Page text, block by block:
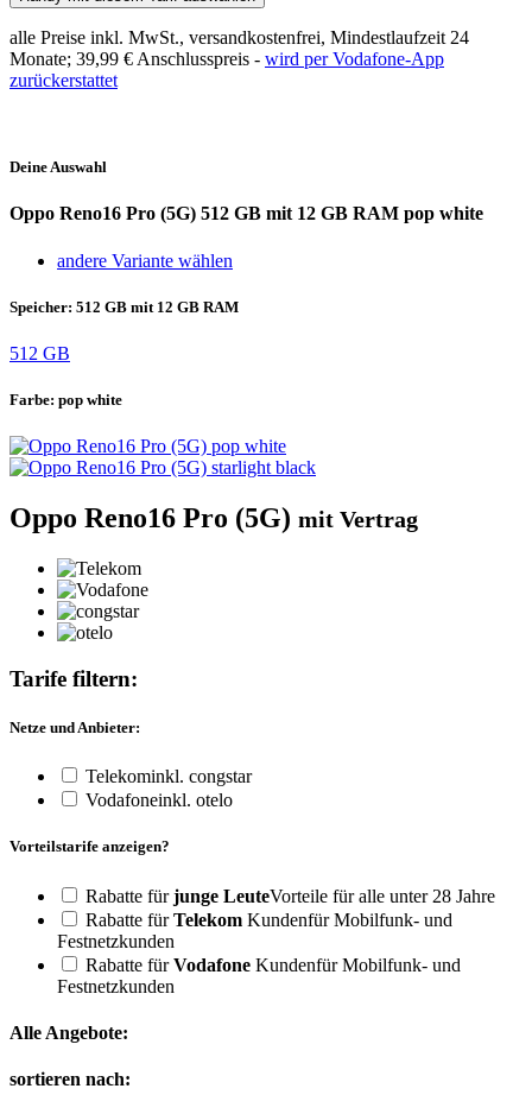
alle Preise inkl. MwSt., versandkostenfrei, Mindestlaufzeit 24
Monate; 39,99 € Anschlusspreis - wird per Vodafone-App
zurückerstattet
Deine Auswahl
Oppo Reno16 Pro (5G) 512 GB mit 12 GB RAM pop white
andere Variante wählen
Speicher: 512 GB mit 12 GB RAM
512 GB
Farbe: pop white
Oppo Reno16 Pro (5G) mit Vertrag
Tarife filtern:
Netze und Anbieter:
Telekominkl. congstar
Vodafoneinkl. otelo
Vorteilstarife anzeigen?
Rabatte fürjunge LeuteVorteile für alle unter 28 Jahre
Rabatte fürTelekom Kundenfür Mobilfunk- und
Festnetzkunden
Rabatte fürVodafone Kundenfür Mobilfunk- und
Festnetzkunden
Alle Angebote:
sortieren nach: